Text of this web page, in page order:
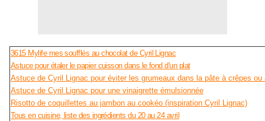
3615 Mylife mes soufflés au chocolat de Cyril Lignac
Astuce pour étaler le papier cuisson dans le fond d'un plat
Astuce de Cyril Lignac pour éviter les grumeaux dans la pâte à crêpes ou
Astuce de Cyril Lignac pour une vinaigrette émulsionnée
Risotto de coquillettes au jambon au cookéo (inspiration Cyril Lignac)
Tous en cuisine, liste des ingrédients du 20 au 24 avril